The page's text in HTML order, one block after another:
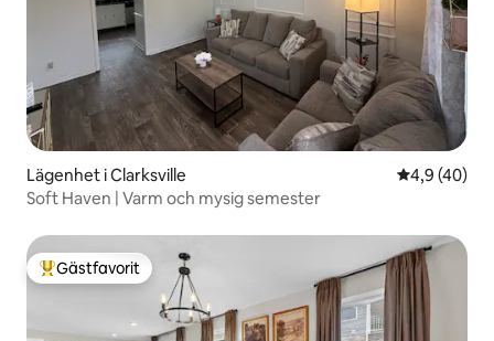
Lägenhet i Clarksville 4,9 av 5 i
4,9 (40)
Soft Haven | Varm och mysig semester
Populär gästfavorit
Gästfavorit